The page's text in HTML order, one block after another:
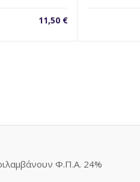
11,50 €
Φ.Π.Α. 24%